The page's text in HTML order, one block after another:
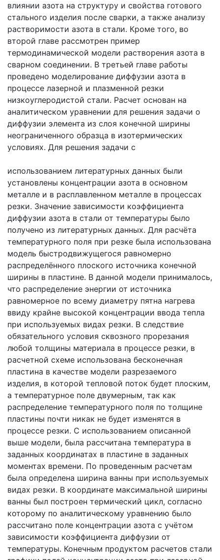
влиянии азота на структуру и свойства готового
стального изделия после сварки, а также анализу
растворимости азота в стали. Кроме того, во
второй главе рассмотрен пример
термодинамической модели растворения азота в
сварном соединении. В третьей главе работы
проведено моделирование диффузии азота в
процессе лазерной и плазменной резки
низкоуглеродистой стали. Расчет основан на
аналитическом уравнении для решения задачи о
диффузии элемента из слоя конечной ширины
неограниченного образца в изотермических
условиях. Для решения задачи с
использованием литературных данных были
установлены концентрации азота в основном
металле и в расплавленном металле в процессах
резки. Значение зависимости коэффициента
диффузии азота в стали от температуры было
получено из литературных данных. Для расчёта
температурного поля при резке была использована
модель быстродвижущегося равномерно
распределённого плоского источника конечной
ширины в пластине. В данной модели принималось,
что распределение энергии от источника
равномерное по всему диаметру пятна нагрева
ввиду крайне высокой концентрации ввода тепла
при используемых видах резки. В следствие
обязательного условия сквозного прорезания
любой толщины материала в процессе резки, в
расчетной схеме использована бесконечная
пластина в качестве модели разрезаемого
изделия, в которой тепловой поток будет плоским,
а температурное поле двумерным, так как
распределение температурного поля по толщине
пластины почти никак не будет изменятся в
процессе резки. С использованием описанной
выше модели, была рассчитана температура в
заданных координатах в пластине в заданных
моментах времени. По проведенным расчетам
была определена ширина ванны при используемых
видах резки. В координате максимальной ширины
ванны был построен термический цикл, согласно
которому по аналитическому уравнению было
рассчитано поле концентрации азота с учётом
зависимости коэффициента диффузии от
температуры. Конечным продуктом расчетов стали